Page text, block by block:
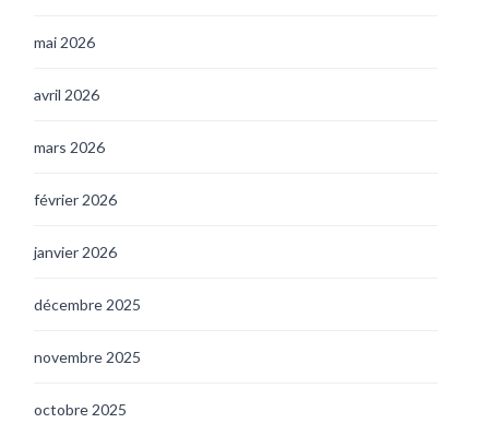
mai 2026
avril 2026
mars 2026
février 2026
janvier 2026
décembre 2025
novembre 2025
octobre 2025